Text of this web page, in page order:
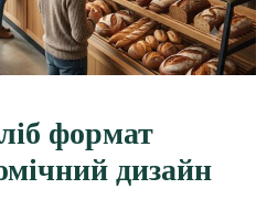
формат
дизайн